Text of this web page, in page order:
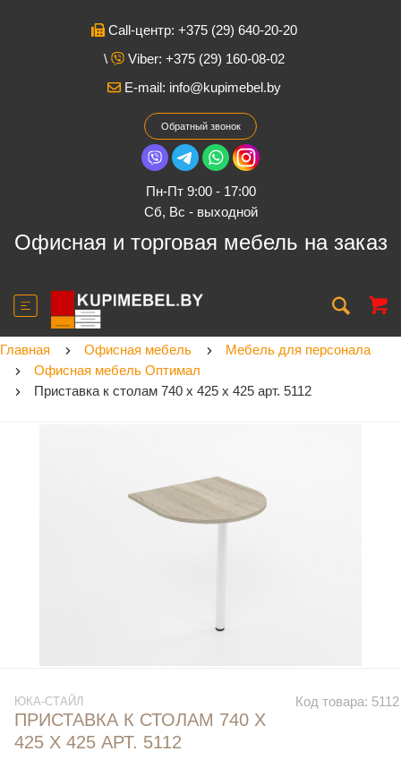
Call-центр: +375 (29) 640-20-20
\
Viber: +375 (29) 160-08-02
E-mail: info@kupimebel.by
Обратный звонок
Пн-Пт 9:00 - 17:00
Cб, Вс - выходной
Офисная и торговая мебель на заказ
Главная Офисная мебель
Мебель для персонала
Офисная мебель Оптимал
Приставка к столам 740 х 425 х 425 арт. 5112
Код товара: 5112
ЮКА-СТАЙЛ
ПРИСТАВКА К СТОЛАМ 740 Х
425 Х 425 АРТ. 5112